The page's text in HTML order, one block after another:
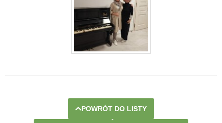
POWRÓT DO LISTY